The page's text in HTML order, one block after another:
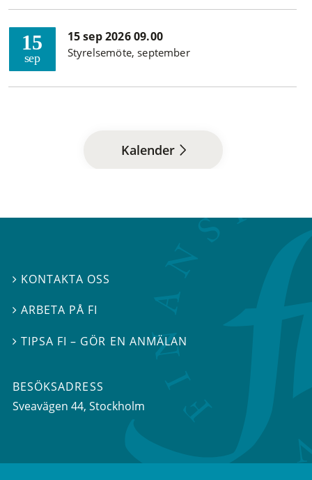
15
sep
15 sep 2026 09.00
Styrelsemöte, september
Kalender
 KONTAKTA OSS
ARBETA PÅ FI
TIPSA FI – GÖR EN ANMÄLAN
BESÖKSADRESS
Sveavägen 44, Stockholm